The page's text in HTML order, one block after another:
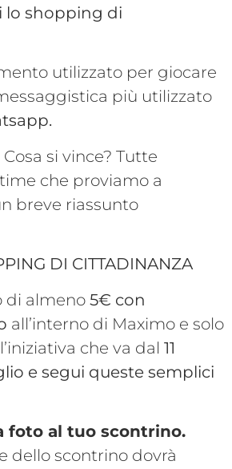
lo shopping di
utilizzato per giocare
più utilizzato
si vince? Tutte
che proviamo a
breve riassunto
DI CITTADINANZA
di almeno 5€ con
all’interno di Maximo e solo
che va dal 11
e segui queste semplici
foto al tuo scontrino.
dello scontrino dovrà